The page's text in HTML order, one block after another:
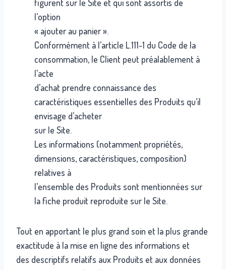
figurent sur le Site et qui sont assortis de
l’option
« ajouter au panier ».
Conformément à l’article L.111-1 du Code de la
consommation, le Client peut préalablement à
l’acte
d’achat prendre connaissance des
caractéristiques essentielles des Produits qu’il
envisage d’acheter
sur le Site.
Les informations (notamment propriétés,
dimensions, caractéristiques, composition)
relatives à
l’ensemble des Produits sont mentionnées sur
la fiche produit reproduite sur le Site.
Tout en apportant le plus grand soin et la plus grande
exactitude à la mise en ligne des informations et
des descriptifs relatifs aux Produits et aux données